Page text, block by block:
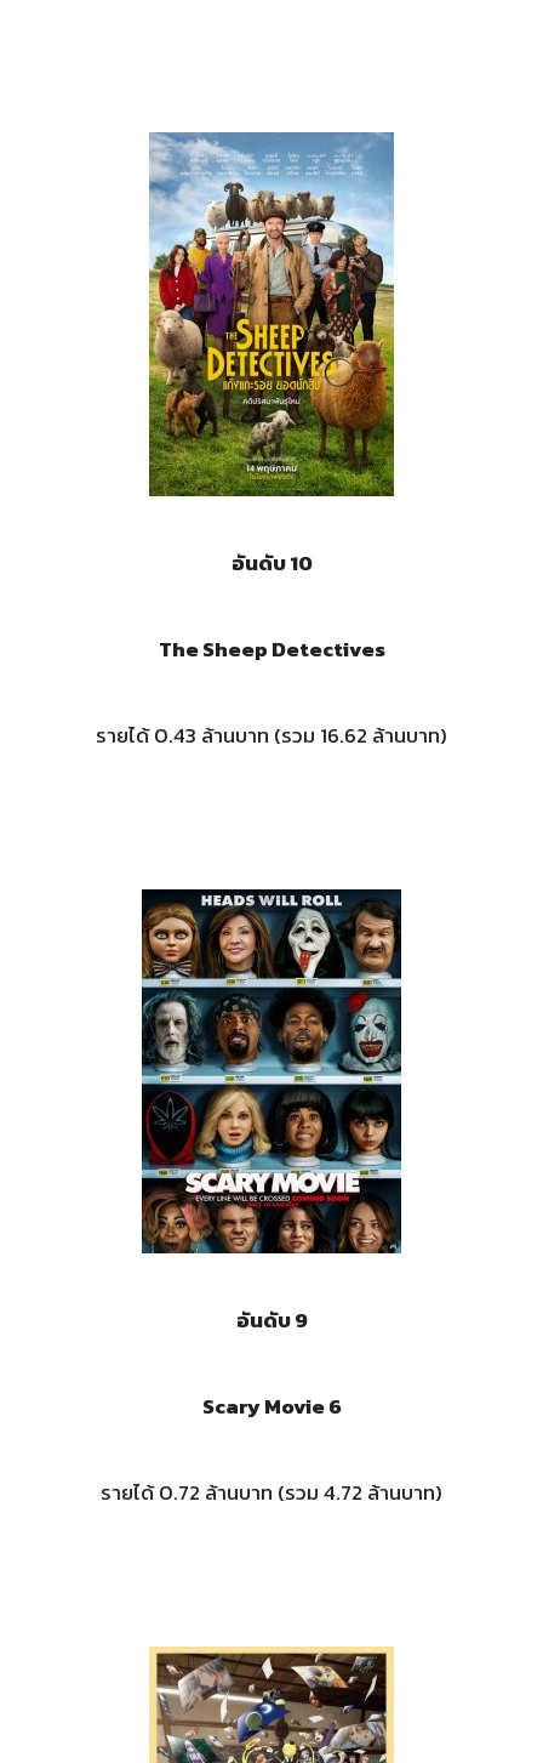
อันดับ 10
The Sheep Detectives
รายได้ 0.43 ล้านบาท (รวม 16.62 ล้านบาท)
อันดับ 9
Scary Movie 6
รายได้ 0.72 ล้านบาท (รวม 4.72 ล้านบาท)